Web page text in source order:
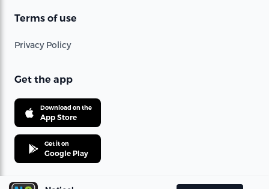
Terms of use
Privacy Policy
Get the app
Download on the
App Store
Get it on
Google Play